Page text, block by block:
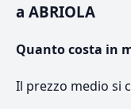
a ABRIOLA
Quanto costa in
Il prezzo medio si